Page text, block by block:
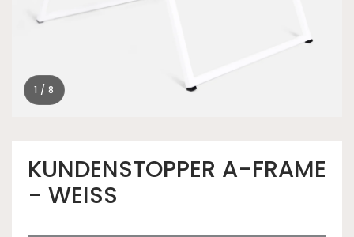
1 / 8
KUNDENSTOPPER A-FRAME
- WEISS